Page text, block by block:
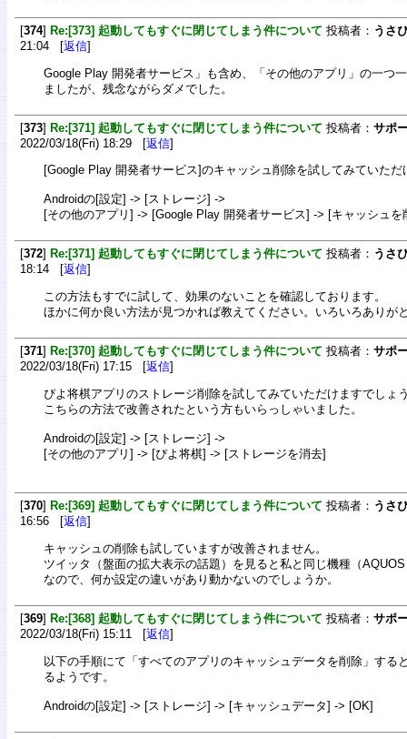
[374] Re:[373] 起動してもすぐに閉じてしまう件について 投稿者： うさ
21:04 [返信]
Google Play 開発者サービス」も含め、「その他のアプリ」の一つ
ましたが、残念ながらダメでした。
[373] Re:[371] 起動してもすぐに閉じてしまう件について 投稿者： サポ
2022/03/18(Fri) 18:29 [返信]
[Google Play 開発者サービス]のキャッシュ削除を試してみていただ
Androidの[設定] -> [ストレージ] ->
[その他のアプリ] -> [Google Play 開発者サービス] -> [キャッシュを
[372] Re:[371] 起動してもすぐに閉じてしまう件について 投稿者： うさ
18:14 [返信]
この方法もすでに試して、効果のないことを確認しております。
ほかに何か良い方法が見つかれば教えてください。いろいろありが
[371] Re:[370] 起動してもすぐに閉じてしまう件について 投稿者： サポ
2022/03/18(Fri) 17:15 [返信]
ぴよ将棋アプリのストレージ削除を試してみていただけますでしょ
こちらの方法で改善されたという方もいらっしゃいました。
Androidの[設定] -> [ストレージ] ->
[その他のアプリ] -> [ぴよ将棋] -> [ストレージを消去]
[370] Re:[369] 起動してもすぐに閉じてしまう件について 投稿者： うさ
16:56 [返信]
キャッシュの削除も試していますが改善されません。
ツイッタ（盤面の拡大表示の話題）を見ると私と同じ機種（
なので、何か設定の違いがあり動かないのでしょうか。
[369] Re:[368] 起動してもすぐに閉じてしまう件について 投稿者： サポ
2022/03/18(Fri) 15:11 [返信]
以下の手順にて「すべてのアプリのキャッシュデータを削除」する
るようです。
Androidの[設定] -> [ストレージ] -> [キャッシュデータ] -> [OK]